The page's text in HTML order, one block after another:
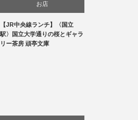
お店
生活
【JR中央線ランチ】〈国立
駅〉国立大学通りの桜とギャラ
リー茶房 頑亭文庫